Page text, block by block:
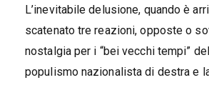
L’inevitabile delusione, quando è
scatenato tre reazioni, opposte o
nostalgia per i “bei vecchi tempi”
populismo nazionalista di destra e